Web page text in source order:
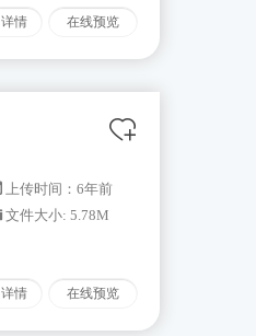
详情 在线预览
上传时间：6年前
文件大小: 5.78M
详情 在线预览